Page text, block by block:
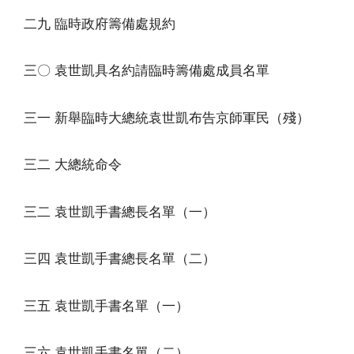
二九 臨時政府籌備處規約
三〇 袁世凱具名約請臨時籌備處成員名單
三一 新舉臨時大總統袁世凱布告京師軍民（殘）
三二 大總統命令
三二 袁世凱手書總長名單（一）
三四 袁世凱手書總長名單（二）
三五 袁世凱手書名單（一）